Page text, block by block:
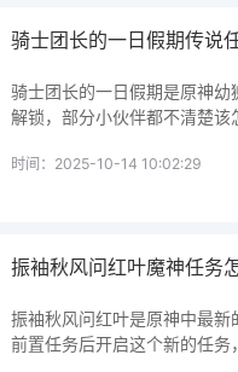
骑士团长的一日假期传说
骑士团长的一日假期是原神
解锁，部分小伙伴都不清楚
时间：2025-10-14 10:02:29
振袖秋风问红叶魔神任务
振袖秋风问红叶是原神中最
前置任务后开启这个新的任